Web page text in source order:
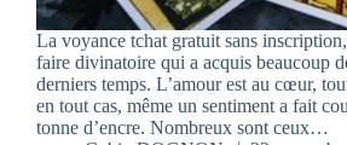
La voyance tchat gratuit sans
faire divinatoire qui a acquis beaucoup
derniers temps. L’amour est au cœur,
en tout cas, même un sentiment a fait
tonne d’encre. Nombreux sont ceux…